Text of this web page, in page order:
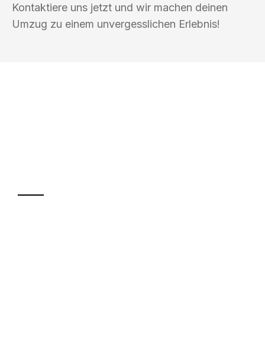
Kontaktiere uns jetzt und wir machen deinen
Umzug zu einem unvergesslichen Erlebnis!